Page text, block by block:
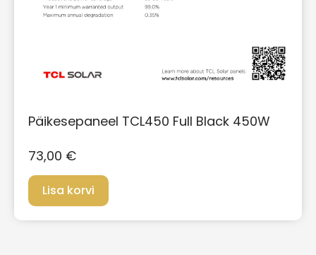
Päikesepaneel TCL450 Full Black 450W
73,00 €
Lisa korvi